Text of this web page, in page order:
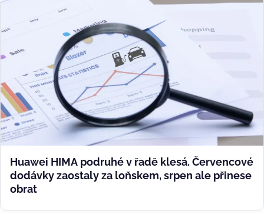
Huawei HIMA podruhé v řadě klesá. Červencové
dodávky zaostaly za loňskem, srpen ale přinese
obrat